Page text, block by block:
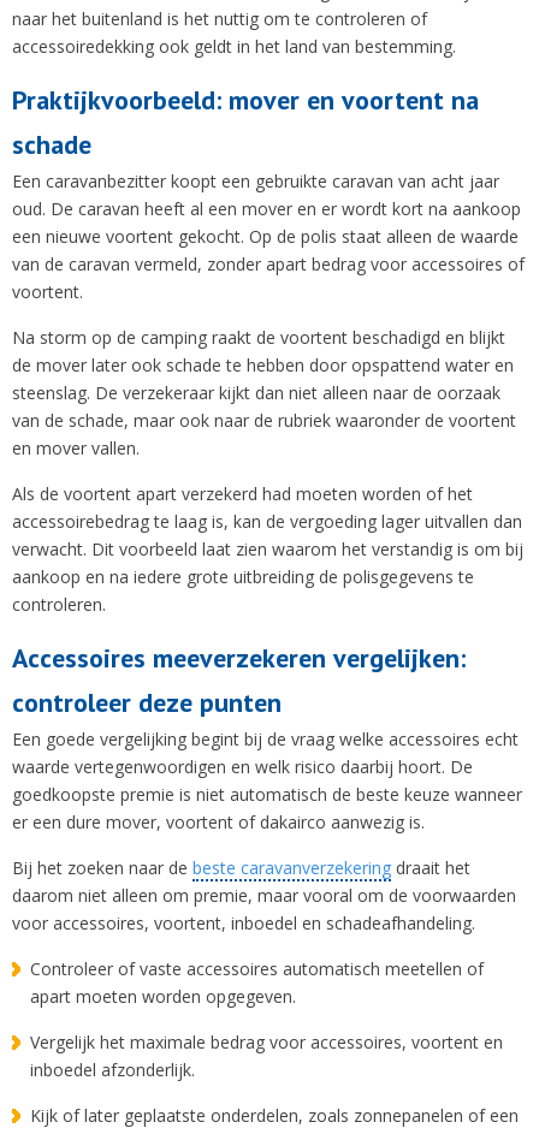
naar het buitenland is het nuttig om te controleren of
accessoiredekking ook geldt in het land van bestemming.
Praktijkvoorbeeld: mover en voortent na
schade
Een caravanbezitter koopt een gebruikte caravan van acht jaar
oud. De caravan heeft al een mover en er wordt kort na aankoop
een nieuwe voortent gekocht. Op de polis staat alleen de waarde
van de caravan vermeld, zonder apart bedrag voor accessoires of
voortent.
Na storm op de camping raakt de voortent beschadigd en blijkt
de mover later ook schade te hebben door opspattend water en
steenslag. De verzekeraar kijkt dan niet alleen naar de oorzaak
van de schade, maar ook naar de rubriek waaronder de voortent
en mover vallen.
Als de voortent apart verzekerd had moeten worden of het
accessoirebedrag te laag is, kan de vergoeding lager uitvallen dan
verwacht. Dit voorbeeld laat zien waarom het verstandig is om bij
aankoop en na iedere grote uitbreiding de polisgegevens te
controleren.
Accessoires meeverzekeren vergelijken:
controleer deze punten
Een goede vergelijking begint bij de vraag welke accessoires echt
waarde vertegenwoordigen en welk risico daarbij hoort. De
goedkoopste premie is niet automatisch de beste keuze wanneer
er een dure mover, voortent of dakairco aanwezig is.
Bij het zoeken naar de beste caravanverzekering draait het
daarom niet alleen om premie, maar vooral om de voorwaarden
voor accessoires, voortent, inboedel en schadeafhandeling.
Controleer of vaste accessoires automatisch meetellen of
apart moeten worden opgegeven.
Vergelijk het maximale bedrag voor accessoires, voortent en
inboedel afzonderlijk.
Kijk of later geplaatste onderdelen, zoals zonnepanelen of een